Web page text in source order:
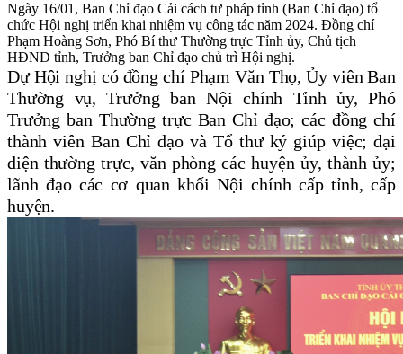
Ngày 16/01, Ban Chỉ đạo Cải cách tư pháp tỉnh (Ban Chỉ đạo) tổ
chức Hội nghị triển khai nhiệm vụ công tác năm 2024. Đồng chí
Phạm Hoàng Sơn, Phó Bí thư Thường trực Tỉnh ủy, Chủ tịch
HĐND tỉnh, Trưởng ban Chỉ đạo chủ trì Hội nghị.
Dự Hội nghị có đồng chí Phạm Văn Thọ, Ủy viên Ban
Thường vụ, Trưởng ban Nội chính Tỉnh ủy, Phó
Trưởng ban Thường trực Ban Chỉ đạo; các đồng chí
thành viên Ban Chỉ đạo và Tổ thư ký giúp việc; đại
diện thường trực, văn phòng các huyện ủy, thành ủy;
lãnh đạo các cơ quan khối Nội chính cấp tỉnh, cấp
huyện.